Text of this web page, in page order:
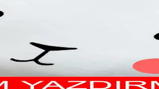
kazandırır. Renkler ve motiflerle odanın
Dünyası
iç ve dış mekan dekorasyonunda canlılık
Bir Hikaye Kitabı
ve sade diliyle eğlenceli bir hikaye sunar. Doğal